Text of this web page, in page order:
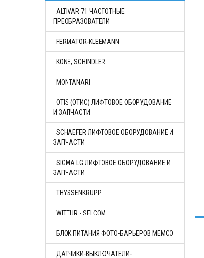
ALTIVAR 71 ЧАСТОТНЫЕ
ПРЕОБРАЗОВАТЕЛИ
FERMATOR-KLEEMANN
KONE, SCHINDLER
MONTANARI
OTIS (ОТИС) ЛИФТОВОЕ ОБОРУДОВАНИЕ
И ЗАПЧАСТИ
SCHAEFER ЛИФТОВОЕ ОБОРУДОВАНИЕ И
ЗАПЧАСТИ
SIGMA LG ЛИФТОВОЕ ОБОРУДОВАНИЕ И
ЗАПЧАСТИ
THYSSENKRUPP
WITTUR - SELCOM
БЛОК ПИТАНИЯ ФОТО-БАРЬЕРОВ MEMCO
ДАТЧИКИ-ВЫКЛЮЧАТЕЛИ-